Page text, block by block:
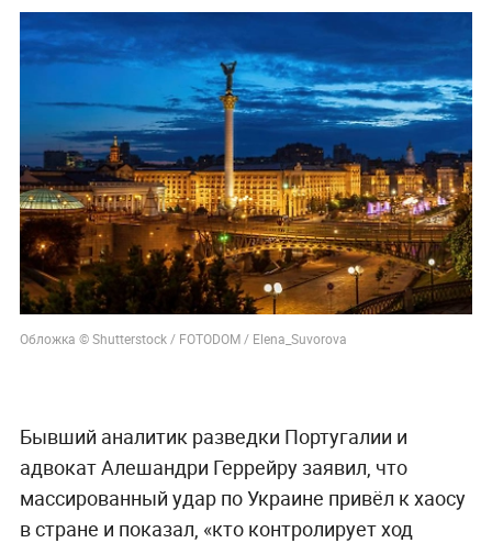
Обложка © Shutterstock / FOTODOM / Elena_Suvorova
Бывший аналитик разведки Португалии и
адвокат Алешандри Геррейру заявил, что
массированный удар по Украине привёл к хаосу
в стране и показал, «кто контролирует ход